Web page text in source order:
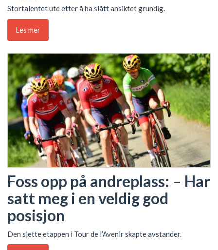
Stortalentet ute etter å ha slått ansiktet grundig.
Les mer
Foss opp på andreplass: – Har
satt meg i en veldig god
posisjon
Den sjette etappen i Tour de l’Avenir skapte avstander.